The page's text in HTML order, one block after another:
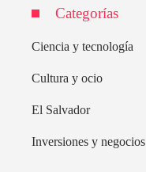
Categorías
Ciencia y tecnología
Cultura y ocio
El Salvador
Inversiones y negocios